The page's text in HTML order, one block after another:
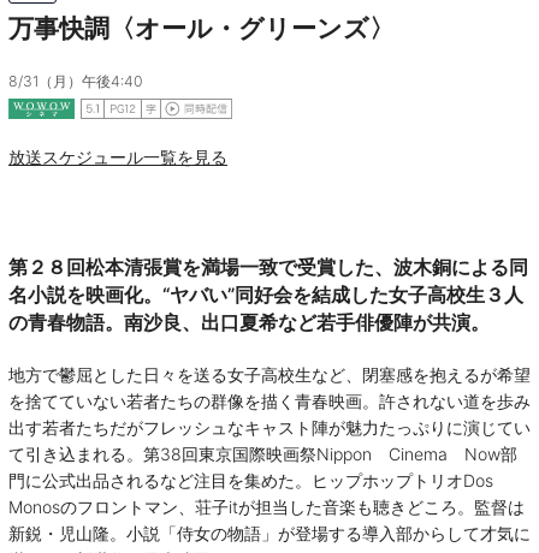
万事快調〈オール・グリーンズ〉
8/31（月）午後4:40
放送スケジュール一覧を見る
第２８回松本清張賞を満場一致で受賞した、波木銅による同
名小説を映画化。“ヤバい”同好会を結成した女子高校生３人
の青春物語。南沙良、出口夏希など若手俳優陣が共演。
地方で鬱屈とした日々を送る女子高校生など、閉塞感を抱えるが希望
を捨てていない若者たちの群像を描く青春映画。許されない道を歩み
出す若者たちだがフレッシュなキャスト陣が魅力たっぷりに演じてい
て引き込まれる。第38回東京国際映画祭Nippon Cinema Now部
門に公式出品されるなど注目を集めた。ヒップホップトリオDos
Monosのフロントマン、荘子itが担当した音楽も聴きどころ。監督は
新鋭・児山隆。小説「侍女の物語」が登場する導入部からして才気に